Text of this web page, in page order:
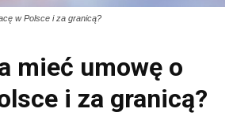
w Polsce i za granicą?
mieć umowę o
i za granicą?